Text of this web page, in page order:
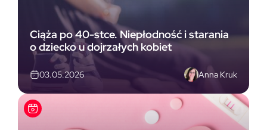
Ciąża po 40-stce. Niepłodność i starania
o dziecko u dojrzałych kobiet
03.05.2026 Anna Kruk